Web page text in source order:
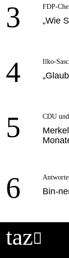
3 FDP-
„Wie
4 Ilko-
5 CDU
6 Bin-
taz